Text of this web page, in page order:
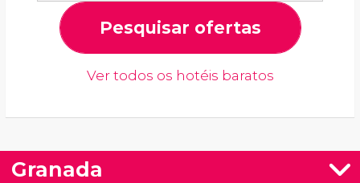
Pesquisar ofertas
Ver todos os hotéis baratos
Granada